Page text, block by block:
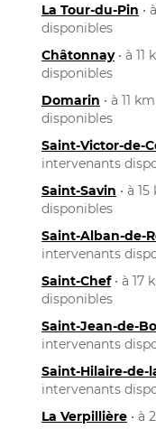
La Tour-du-Pin •
disponibles
Châtonnay• à 11
disponibles
Domarin • à 11
disponibles
Saint-Victor-de-
intervenants
Saint-Savin • à
disponibles
Saint-Alban-de-
intervenants
Saint-Chef• à 17
disponibles
Saint-Jean-de-
intervenants
Saint-Hilaire-de-
intervenants
La Verpillière • à